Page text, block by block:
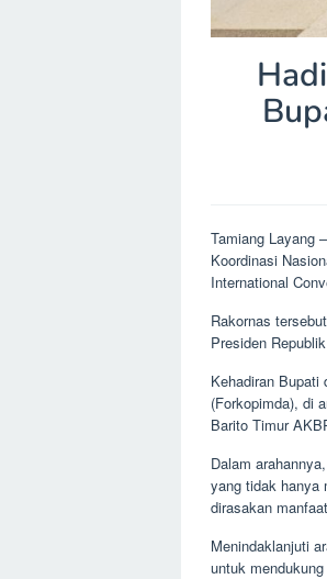
Tamiang Layang
Koordinasi
International
Rakornas
Presiden
Kehadiran Bupati
(Forkopimda), di
Barito Timur
Dalam
yang tidak hanya
dirasakan
Menindaklanjuti
untuk